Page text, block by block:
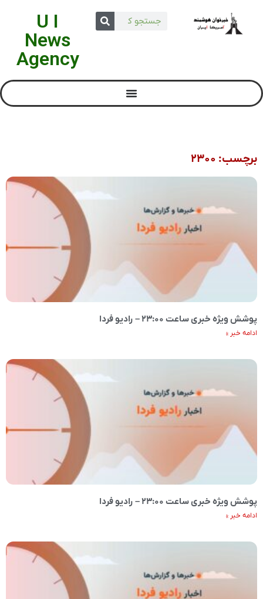
U I
News
Agency
برچسب: ۲۳۰۰
پوشش ویژه خبری ساعت ۲۳:۰۰ – رادیو فردا
ادامه خبر »
پوشش ویژه خبری ساعت ۲۳:۰۰ – رادیو فردا
ادامه خبر »